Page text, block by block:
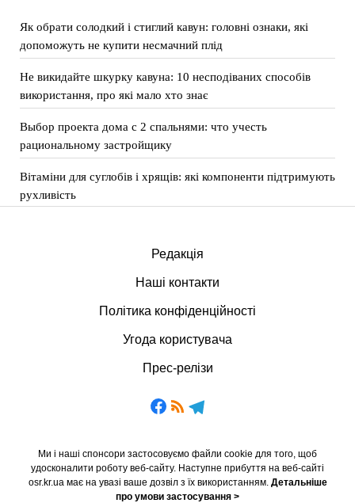
Як обрати солодкий і стиглий кавун: головні ознаки, які
допоможуть не купити несмачний плід
Не викидайте шкурку кавуна: 10 несподіваних способів
використання, про які мало хто знає
Выбор проекта дома с 2 спальнями: что учесть
рациональному застройщику
Вітаміни для суглобів і хрящів: які компоненти підтримують
рухливість
Редакція
Наші контакти
Політика конфіденційності
Угода користувача
Прес-релізи
Ми і наші спонсори застосовуємо файли cookie для того, щоб
удосконалити роботу веб-сайту. Наступне прибуття на веб-сайті
osr.kr.ua має на увазі ваше дозвіл з їх використанням. Детальніше
про умови застосування >